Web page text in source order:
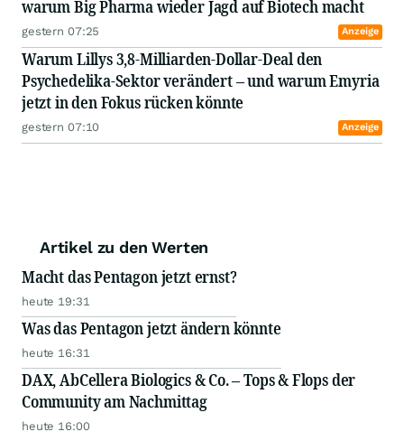
warum Big Pharma wieder Jagd auf Biotech macht
gestern 07:25 Anzeige
Warum Lillys 3,8-Milliarden-Dollar-Deal den
Psychedelika-Sektor verändert – und warum Emyria
jetzt in den Fokus rücken könnte
gestern 07:10 Anzeige
Artikel zu den Werten
Macht das Pentagon jetzt ernst?
heute 19:31
Was das Pentagon jetzt ändern könnte
heute 16:31
DAX, AbCellera Biologics & Co. – Tops & Flops der
Community am Nachmittag
heute 16:00